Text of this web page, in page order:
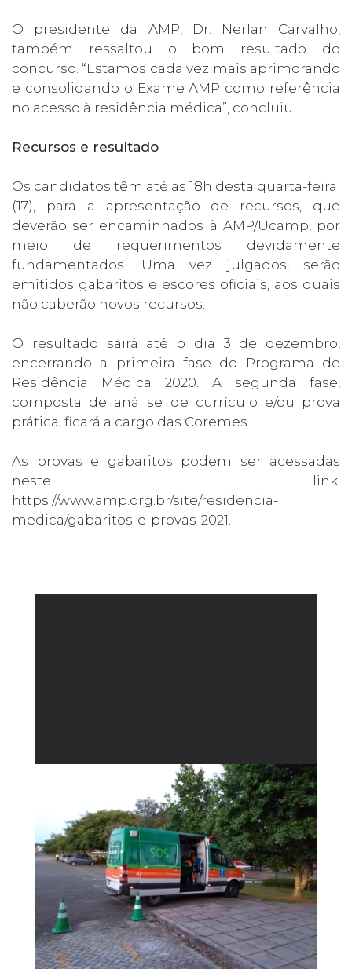
O presidente da AMP, Dr. Nerlan Carvalho,
também ressaltou o bom resultado do
concurso. “Estamos cada vez mais aprimorando
e consolidando o Exame AMP como referência
no acesso à residência médica”, concluiu.
Recursos e resultado
Os candidatos têm até as 18h desta quarta-feira
(17), para a apresentação de recursos, que
deverão ser encaminhados à AMP/Ucamp, por
meio de requerimentos devidamente
fundamentados. Uma vez julgados, serão
emitidos gabaritos e escores oficiais, aos quais
não caberão novos recursos.
O resultado sairá até o dia 3 de dezembro,
encerrando a primeira fase do Programa de
Residência Médica 2020. A segunda fase,
composta de análise de currículo e/ou prova
prática, ficará a cargo das Coremes.
As provas e gabaritos podem ser acessadas
neste link:
https://www.amp.org.br/site/residencia-
medica/gabaritos-e-provas-2021.